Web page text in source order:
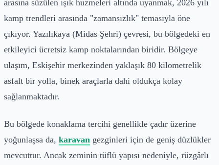
arasına süzülen ışık huzmeleri altında uyanmak, 2026 yılı
kamp trendleri arasında "zamansızlık" temasıyla öne
çıkıyor. Yazılıkaya (Midas Şehri) çevresi, bu bölgedeki en
etkileyici ücretsiz kamp noktalarından biridir. Bölgeye
ulaşım, Eskişehir merkezinden yaklaşık 80 kilometrelik
asfalt bir yolla, binek araçlarla dahi oldukça kolay
sağlanmaktadır.
Bu bölgede konaklama tercihi genellikle çadır üzerine
yoğunlaşsa da, karavan gezginleri için de geniş düzlükler
mevcuttur. Ancak zeminin tüflü yapısı nedeniyle, rüzgârlı